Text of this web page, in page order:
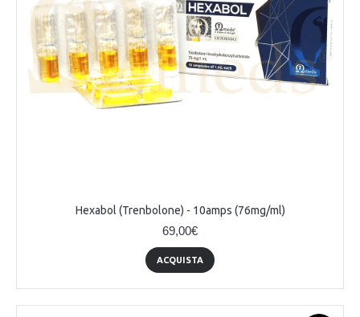
Hexabol (Trenbolone) - 10amps (76mg/ml)
69,00€
ACQUISTA